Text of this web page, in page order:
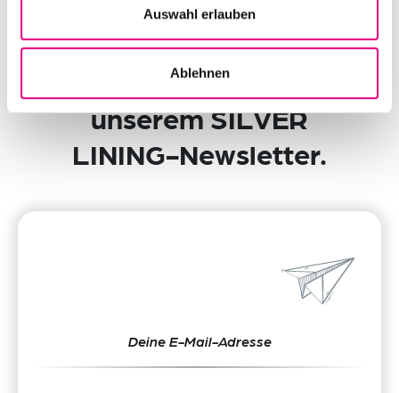
Auswahl erlauben
Ablehnen
Bleib auf dem
Laufenden mit
unserem SILVER
LINING-Newsletter.